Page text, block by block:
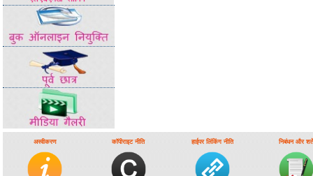
अस्वीकरण कॉपीराइट नीति हाईपर लिंकिंग नीति निबंधन और शर्तें